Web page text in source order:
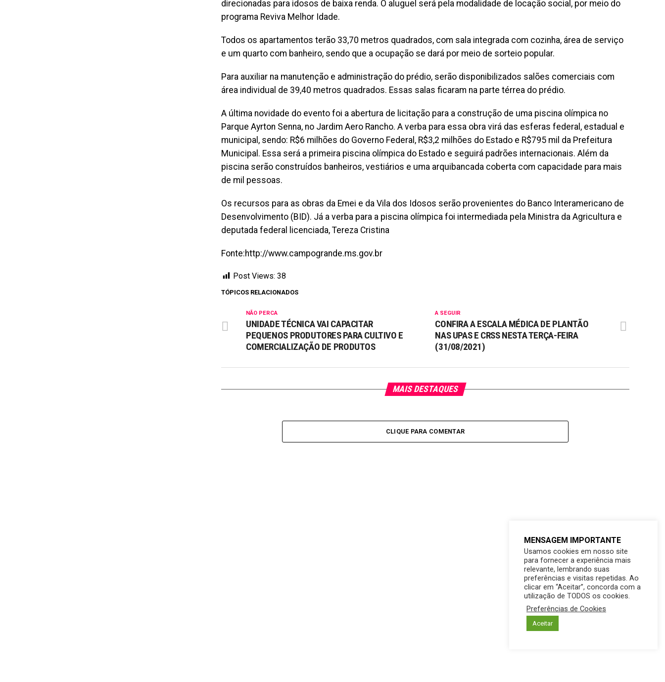
direcionadas para idosos de baixa renda. O aluguel será pela modalidade de locação social, por meio do
programa Reviva Melhor Idade.
Todos os apartamentos terão 33,70 metros quadrados, com sala integrada com cozinha, área de serviço
e um quarto com banheiro, sendo que a ocupação se dará por meio de sorteio popular.
Para auxiliar na manutenção e administração do prédio, serão disponibilizados salões comerciais com
área individual de 39,40 metros quadrados. Essas salas ficaram na parte térrea do prédio.
A última novidade do evento foi a abertura de licitação para a construção de uma piscina olímpica no
Parque Ayrton Senna, no Jardim Aero Rancho. A verba para essa obra virá das esferas federal, estadual e
municipal, sendo: R$6 milhões do Governo Federal, R$3,2 milhões do Estado e R$795 mil da Prefeitura
Municipal. Essa será a primeira piscina olímpica do Estado e seguirá padrões internacionais. Além da
piscina serão construídos banheiros, vestiários e uma arquibancada coberta com capacidade para mais
de mil pessoas.
Os recursos para as obras da Emei e da Vila dos Idosos serão provenientes do Banco Interamericano de
Desenvolvimento (BID). Já a verba para a piscina olímpica foi intermediada pela Ministra da Agricultura e
deputada federal licenciada, Tereza Cristina
Fonte:http://www.campogrande.ms.gov.br
Post Views: 38
TÓPICOS RELACIONADOS
A SEGUIR
CONFIRA A ESCALA MÉDICA DE PLANTÃO
NAS UPAS E CRSS NESTA TERÇA-FEIRA
(31/08/2021)
NÃO PERCA
UNIDADE TÉCNICA VAI CAPACITAR
PEQUENOS PRODUTORES PARA CULTIVO E
COMERCIALIZAÇÃO DE PRODUTOS
MAIS DESTAQUES
CLIQUE PARA COMENTAR
MENSAGEM IMPORTANTE
Usamos cookies em nosso site
para fornecer a experiência mais
relevante, lembrando suas
preferências e visitas repetidas. Ao
clicar em “Aceitar”, concorda com a
utilização de TODOS os cookies.
Preferências de Cookies
Aceitar